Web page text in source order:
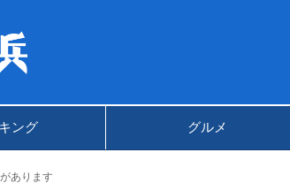
ング グルメ
あります